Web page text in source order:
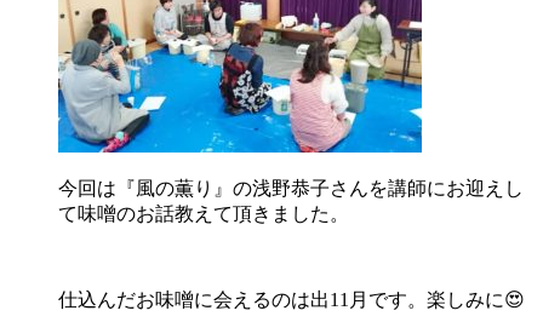
今回は『風の薫り』の浅野恭子さんを講師にお迎えし
て味噌のお話教えて頂きました。
仕込んだお味噌に会えるのは出11月です。楽しみに😍